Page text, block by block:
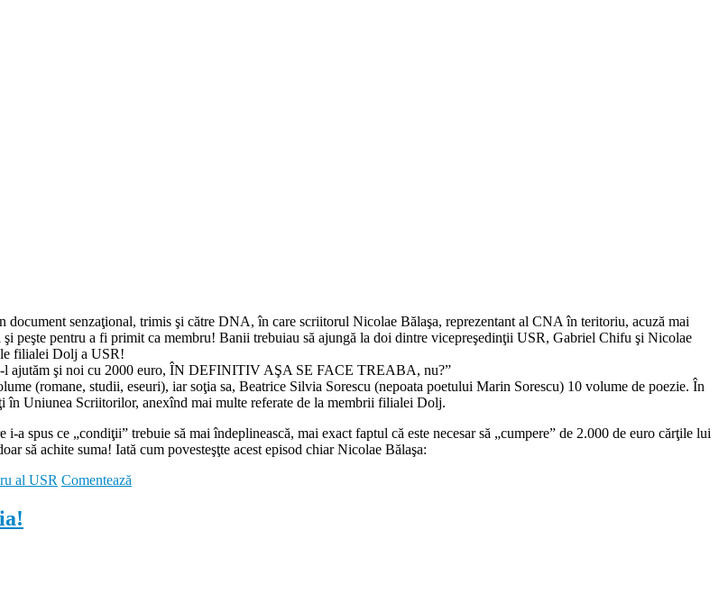
senzaţional, trimis şi către DNA, în care scriitorul Nicolae Bălaşa, reprezentant al CNA în teritoriu, acuză mai
peşte pentru a fi primit ca membru! Banii trebuiau să ajungă la doi dintre vicepreşedinţii USR, Gabriel Chifu şi Nicolae
filialei Dolj a USR!
ajutăm şi noi cu 2000 euro, ÎN DEFINITIV AŞA SE FACE TREABA, nu?”
(romane, studii, eseuri), iar soţia sa, Beatrice Silvia Sorescu (nepoata poetului Marin Sorescu) 10 volume de poezie. În
Uniunea Scriitorilor, anexînd mai multe referate de la membrii filialei Dolj.
spus ce „condiţii” trebuie să mai îndeplinească, mai exact faptul că este necesar să „cumpere” de 2.000 de euro cărţile lui
să achite suma! Iată cum povesteşţte acest episod chiar Nicolae Bălaşa:
al USR Comentează